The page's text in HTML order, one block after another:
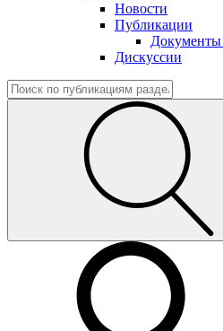
Новости
Публикации
Документы
Дискуссии